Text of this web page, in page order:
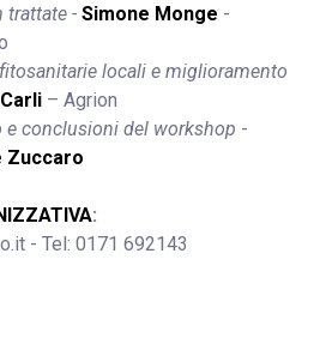
trattate - Simone Monge -
locali e miglioramento
– Agrion
e conclusioni del workshop
Zuccaro
- Tel: 0171 692143